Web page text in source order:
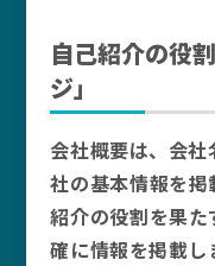
自己紹介の役
ジ」
会社概要は、会
社の基本情報を
紹介の役割を果
確に情報を掲載